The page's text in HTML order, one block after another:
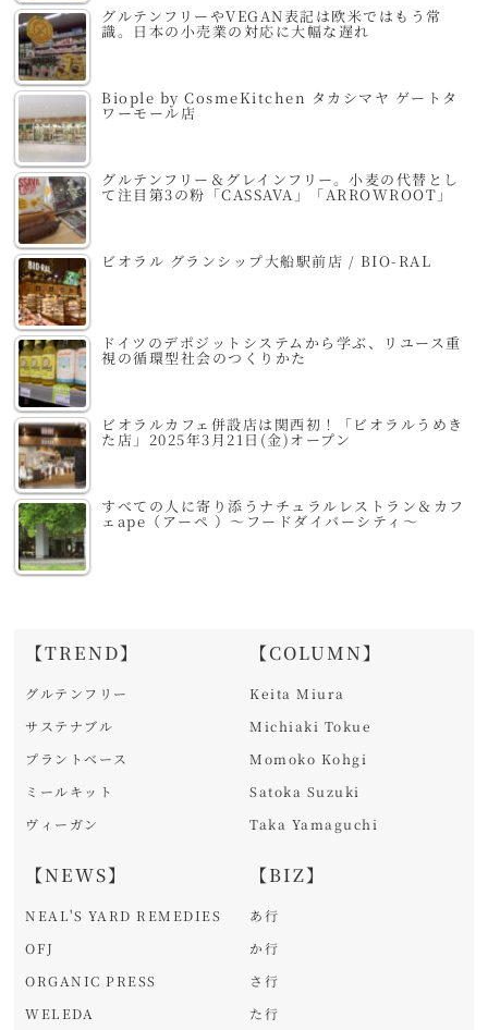
グルテンフリーやVEGAN表記は欧米ではもう常
識。日本の小売業の対応に大幅な遅れ
Biople by CosmeKitchen タカシマヤ ゲートタ
ワーモール店
グルテンフリー＆グレインフリー。小麦の代替とし
て注目第3の粉「CASSAVA」「ARROWROOT」
ビオラル グランシップ大船駅前店 / BIO-RAL
ドイツのデポジットシステムから学ぶ、リユース重
視の循環型社会のつくりかた
ビオラルカフェ併設店は関西初！「ビオラルうめき
た店」2025年3月21日(金)オープン
すべての人に寄り添うナチュラルレストラン＆カフ
ェape（アーペ ）～フードダイバーシティ～
【TREND】
グルテンフリー
サステナブル
プラントベース
ミールキット
ヴィーガン
【NEWS】
NEAL'S YARD REMEDIES
OFJ
ORGANIC PRESS
WELEDA
【COLUMN】
Keita Miura
Michiaki Tokue
Momoko Kohgi
Satoka Suzuki
Taka Yamaguchi
【BIZ】
あ行
か行
さ行
た行